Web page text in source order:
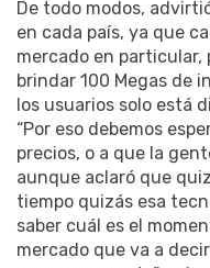
De todo modos,
en cada país, ya que
mercado en particular,
brindar 100 Megas de
los usuarios solo está
“Por eso debemos
precios, o a que la
aunque aclaró que
tiempo quizás esa
saber cuál es el
mercado que va a